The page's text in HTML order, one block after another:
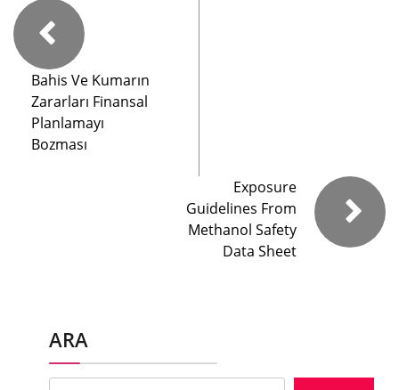
Bahis Ve Kumarın
Zararları Finansal
Planlamayı
Bozması
Exposure
Guidelines From
Methanol Safety
Data Sheet
ARA